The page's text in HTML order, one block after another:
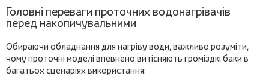
Головні переваги проточних водонагрівачів
перед накопичувальними
Обираючи обладнання для нагріву води, важливо розуміти,
чому проточні моделі впевнено витісняють громіздкі баки в
багатьох сценаріях використання: